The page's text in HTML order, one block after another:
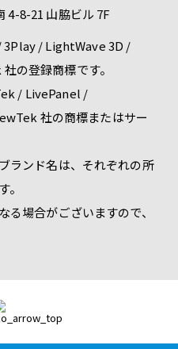
4-8-21 山脇ビル 7F
/ LightWave 3D /
の登録商標です。
/ LivePanel /
社の商標またはサー
ランド名は、それぞれの所
場合がございますので、